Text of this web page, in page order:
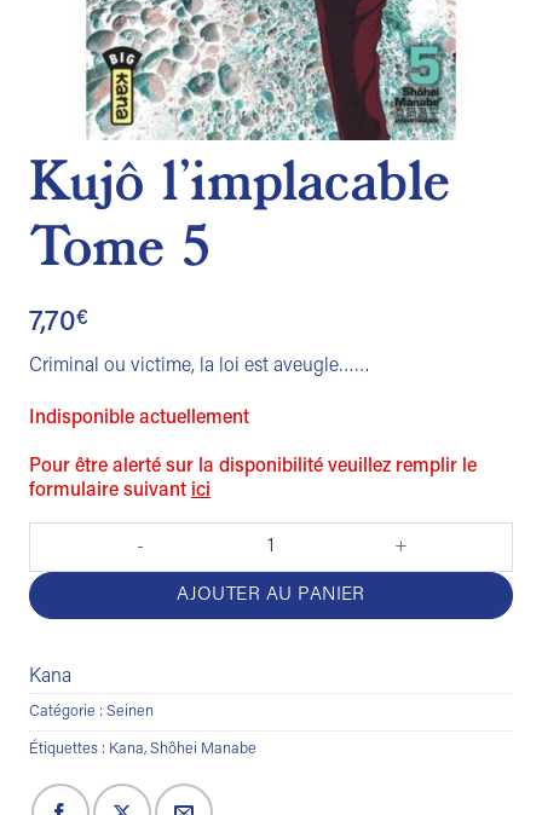
Kujô l’implacable
Tome 5
7,70€
Criminal ou victime, la loi est aveugle……
Indisponible actuellement
Pour être alerté sur la disponibilité veuillez remplir le
formulaire suivant ici
quantité de Kujô l'implacable Tome 5
AJOUTER AU PANIER
Kana
Catégorie : Seinen
Étiquettes : Kana, Shôhei Manabe